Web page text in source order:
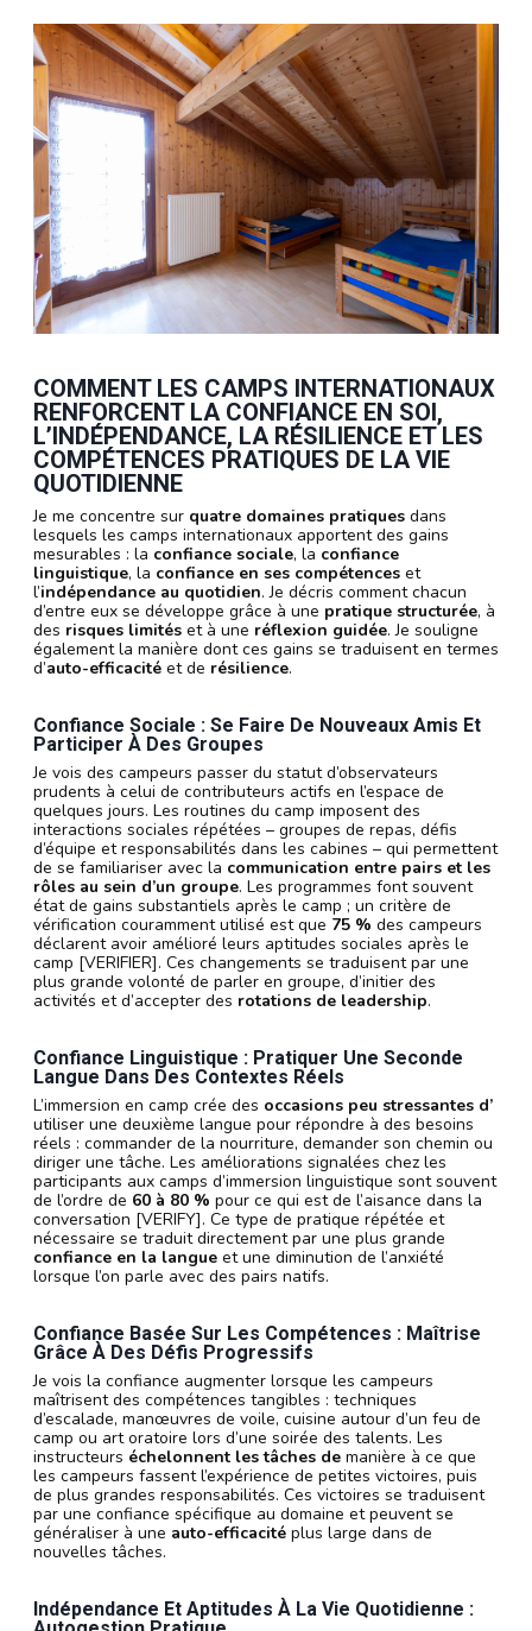
COMMENT LES CAMPS INTERNATIONAUX
RENFORCENT LA CONFIANCE EN SOI,
L’INDÉPENDANCE, LA RÉSILIENCE ET LES
COMPÉTENCES PRATIQUES DE LA VIE
QUOTIDIENNE
Je me concentre sur quatre domaines pratiques dans
lesquels les camps internationaux apportent des gains
mesurables : la confiance sociale, la confiance
linguistique, la confiance en ses compétences et
l’indépendance au quotidien. Je décris comment chacun
d’entre eux se développe grâce à une pratique structurée, à
des risques limités et à une réflexion guidée. Je souligne
également la manière dont ces gains se traduisent en termes
d’auto-efficacité et de résilience.
Confiance Sociale : Se Faire De Nouveaux Amis Et
Participer À Des Groupes
Je vois des campeurs passer du statut d’observateurs
prudents à celui de contributeurs actifs en l’espace de
quelques jours. Les routines du camp imposent des
interactions sociales répétées – groupes de repas, défis
d’équipe et responsabilités dans les cabines – qui permettent
de se familiariser avec la communication entre pairs et les
rôles au sein d’un groupe. Les programmes font souvent
état de gains substantiels après le camp ; un critère de
vérification couramment utilisé est que 75 % des campeurs
déclarent avoir amélioré leurs aptitudes sociales après le
camp [VERIFIER]. Ces changements se traduisent par une
plus grande volonté de parler en groupe, d’initier des
activités et d’accepter des rotations de leadership.
Confiance Linguistique : Pratiquer Une Seconde
Langue Dans Des Contextes Réels
L’immersion en camp crée des occasions peu stressantes d’
utiliser une deuxième langue pour répondre à des besoins
réels : commander de la nourriture, demander son chemin ou
diriger une tâche. Les améliorations signalées chez les
participants aux camps d’immersion linguistique sont souvent
de l’ordre de 60 à 80 % pour ce qui est de l’aisance dans la
conversation [VERIFY]. Ce type de pratique répétée et
nécessaire se traduit directement par une plus grande
confiance en la langue et une diminution de l’anxiété
lorsque l’on parle avec des pairs natifs.
Confiance Basée Sur Les Compétences : Maîtrise
Grâce À Des Défis Progressifs
Je vois la confiance augmenter lorsque les campeurs
maîtrisent des compétences tangibles : techniques
d’escalade, manœuvres de voile, cuisine autour d’un feu de
camp ou art oratoire lors d’une soirée des talents. Les
instructeurs échelonnent les tâches de manière à ce que
les campeurs fassent l’expérience de petites victoires, puis
de plus grandes responsabilités. Ces victoires se traduisent
par une confiance spécifique au domaine et peuvent se
généraliser à une auto-efficacité plus large dans de
nouvelles tâches.
Indépendance Et Aptitudes À La Vie Quotidienne :